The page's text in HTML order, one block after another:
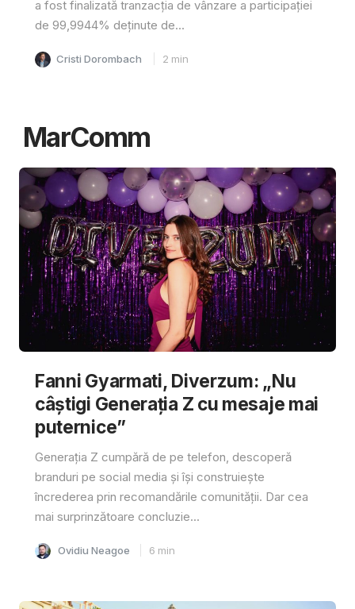
a fost finalizată tranzacția de vânzare a participației
de 99,9944% deținute de...
Cristi Dorombach 2 min
MarComm
Fanni Gyarmati, Diverzum: „Nu
câștigi Generația Z cu mesaje mai
puternice”
Generația Z cumpără de pe telefon, descoperă
branduri pe social media și își construiește
încrederea prin recomandările comunității. Dar cea
mai surprinzătoare concluzie...
Ovidiu Neagoe 6 min